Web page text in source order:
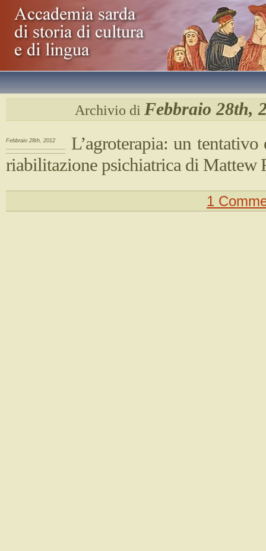
Archivio di Febbraio 28th,
Febbraio 28th, 2012
L’agroterapia: un
riabilitazione psichiatrica di Mattew
1